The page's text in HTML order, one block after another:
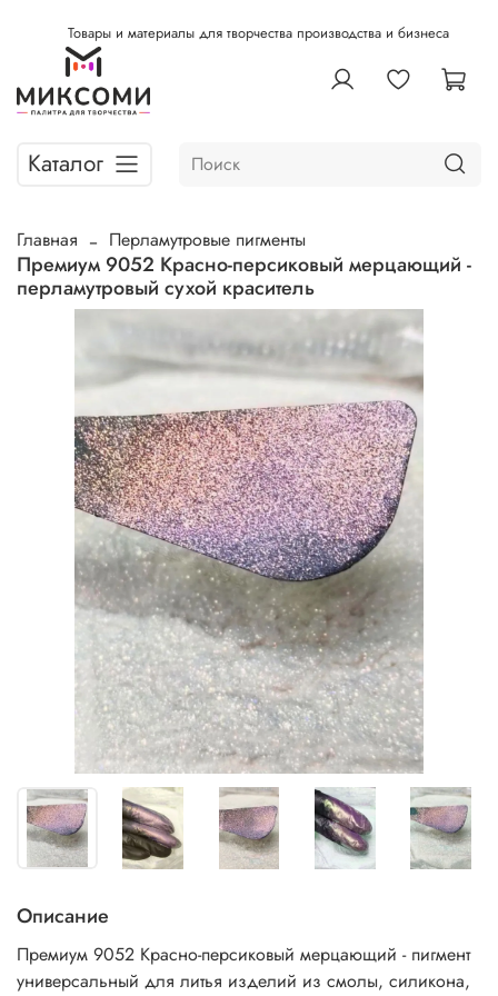
Товары и материалы для творчества производства и бизнеса
Каталог
Главная Перламутровые пигменты
Премиум 9052 Красно-персиковый мерцающий -
перламутровый сухой краситель
Описание
Премиум 9052 Красно-персиковый мерцающий - пигмент
универсальный для литья изделий из смолы, силикона,